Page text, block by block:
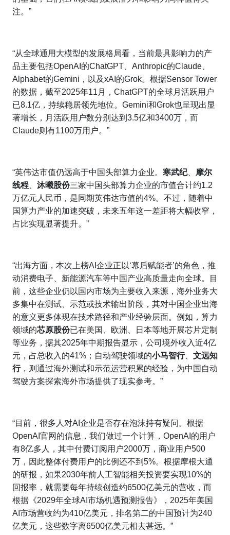
注。”
“从全球通用大模型的发展格局看，当前最具影响力的产
品主要包括OpenAI的ChatGPT、Anthropic的Claude、
Alphabet的Gemini，以及xAI的Grok。根据Sensor Tower
的数据，截至2025年11月，ChatGPT的全球月活跃用户
已8.1亿，持续稳居领先地位。Gemini和Grok也呈现出显
著增长，月活跃用户数分别达到3.5亿和3400万，而
Claude则有1100万用户。”
“英伟达市值仍远高于中国头部算力企业。 寒武纪、 摩尔
线程
沐曦股份三家中国头部算力企业的市值合计约1.2
万亿元人民币，是同期英伟达市值的4%。不过，随着中
国算力产业的加速突破，未来五年这一差距将大幅收窄，
占比实现显著提升。”
“出海方面，本次上榜AI企业正以‘幕后赋能者’的角色，推
动消费电子、新能源汽车等中国产业高质量走向全球。目
前，这些企业仍以国内市场为主要收入来源，海外业务大
多集中在测试、示范或技术输出阶段，其对中国企业出海
的意义更多体现在技术路径和产业经验层面。例如，算力
领域的芯原股份已在美国、欧洲、日本等地开展芯片定制
等业务，据其2025年中期报告显示，公司境外收入近4亿
元，占总收入的41%；自动驾驶领域的小马智行、 文远知
行，则通过海外测试和示范运营积累的经验，为中国自动
驾驶方案探索海外市场提供了现实参考。”
“目前，很多人对AI企业是否存在泡沫持有疑问。根据
OpenAI官网的信息，我们做过一个计算，OpenAI的用户
有8亿多人，其中付费订阅用户2000万，商业用户500
万，因此整体付费用户的比例还不到5%。根据摩根大通
的研报，如果2030年前人工智能相关投资要实现10%的
回报率，就需要每年持续创造约6500亿美元的营收，而
根据《2029年全球AI市场机遇预测报告》，2025年美国
AI市场营收约为410亿美元，排名第二的中国预计为240
亿美元，这些数字离6500亿美元相去甚远。”